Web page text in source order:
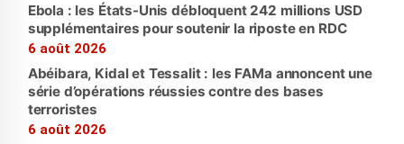
Ebola : les États-Unis débloquent 242 millions USD
supplémentaires pour soutenir la riposte en RDC
6 août 2026
Abéibara, Kidal et Tessalit : les FAMa annoncent une
série d’opérations réussies contre des bases
terroristes
6 août 2026